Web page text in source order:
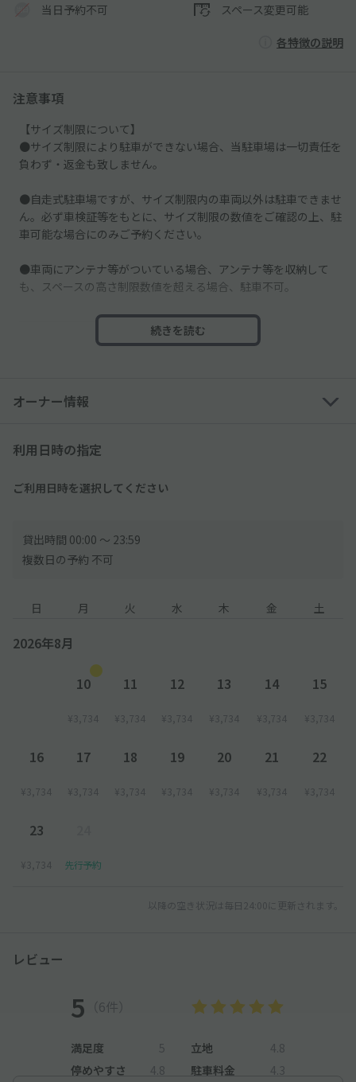
当日予約不可 スペース変更可能
各特徴の説明
注意事項
【サイズ制限について】
●サイズ制限により駐車ができない場合、当駐車場は一切責任を
負わず・返金も致しません。
●自走式駐車場ですが、サイズ制限内の車両以外は駐車できませ
ん。必ず車検証等をもとに、サイズ制限の数値をご確認の上、駐
車可能な場合にのみご予約ください。
●車両にアンテナ等がついている場合、アンテナ等を収納して
も、スペースの高さ制限数値を超える場合、駐車不可。
───────
【ご利用時間について】
【入庫方法について】
2.場内図の矢印に沿って進んで頂き、akippa対象車室エリアの
さい。
※コーンが複数車室に置いてる可能性がございますが、その内の
どこに駐車頂いても問題ございません。
す）にて、akippaの予約画面を提示して12時間分のサービスチ
ケットを受け取ってください。
【出庫方法について】
1.出口ゲートにて、駐車券を入れて頂いた後、入庫時に受け取っ
たサービスチケットを入れて出庫してください。
ットを入れた後に超過分の現地料金が表示されますので超過分の
※万が一、駐車券を紛失してしまった場合は、駐車場管理室の係
続きを読む
オーナー情報
利用日時の指定
ご利用日時を選択してください
貸出時間 00:00 〜 23:59
複数日の予約 不可
日 月 火 水 木 金 土
2026年8月
10
¥3,734
11
¥3,734
12
¥3,734
13
¥3,734
14
¥3,734
15
¥3,734
16
¥3,734
17
¥3,734
18
¥3,734
19
¥3,734
20
¥3,734
21
¥3,734
22
¥3,734
23
¥3,734 先行予約
以降の空き状況は毎日24:00に更新されます。
レビュー
5 （6件）
満足度 5 立地
4.8
停めやすさ
4.8 駐車料金 4.3